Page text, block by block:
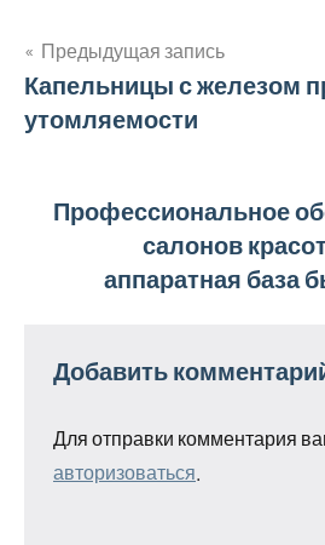
Навигация
по
Предыдущая запись
Капельницы с железом
утомляемости
Профессиональное
салонов
аппаратная база
Добавить
Для отправки комментария
авторизоваться